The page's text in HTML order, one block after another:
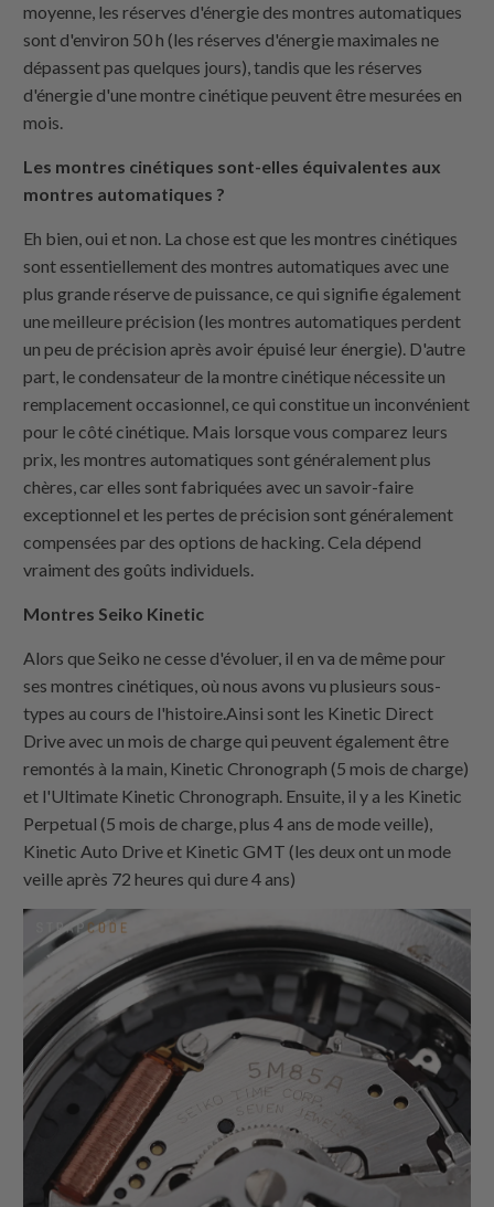
moyenne, les réserves d'énergie des montres automatiques
sont d'environ 50 h (les réserves d'énergie maximales ne
dépassent pas quelques jours), tandis que les réserves
d'énergie d'une montre cinétique peuvent être mesurées en
mois.
Les montres cinétiques sont-elles équivalentes aux
montres automatiques ?
Eh bien, oui et non. La chose est que les montres cinétiques
sont essentiellement des montres automatiques avec une
plus grande réserve de puissance, ce qui signifie également
une meilleure précision (les montres automatiques perdent
un peu de précision après avoir épuisé leur énergie). D'autre
part, le condensateur de la montre cinétique nécessite un
remplacement occasionnel, ce qui constitue un inconvénient
pour le côté cinétique. Mais lorsque vous comparez leurs
prix, les montres automatiques sont généralement plus
chères, car elles sont fabriquées avec un savoir-faire
exceptionnel et les pertes de précision sont généralement
compensées par des options de hacking. Cela dépend
vraiment des goûts individuels.
Montres Seiko Kinetic
Alors que Seiko ne cesse d'évoluer, il en va de même pour
ses montres cinétiques, où nous avons vu plusieurs sous-
types au cours de l'histoire.Ainsi sont les Kinetic Direct
Drive avec un mois de charge qui peuvent également être
remontés à la main, Kinetic Chronograph (5 mois de charge)
et l'Ultimate Kinetic Chronograph. Ensuite, il y a les Kinetic
Perpetual (5 mois de charge, plus 4 ans de mode veille),
Kinetic Auto Drive et Kinetic GMT (les deux ont un mode
veille après 72 heures qui dure 4 ans)